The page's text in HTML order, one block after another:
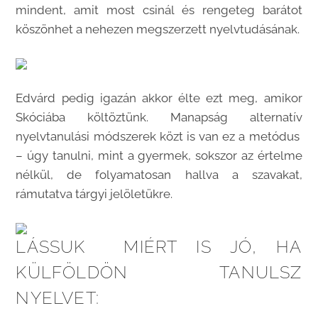
mindent, amit most csinál és rengeteg barátot
köszönhet a nehezen megszerzett nyelvtudásának.
Edvárd pedig igazán akkor élte ezt meg, amikor
Skóciába költöztünk. Manapság alternatív
nyelvtanulási módszerek közt is van ez a metódus
– úgy tanulni, mint a gyermek, sokszor az értelme
nélkül, de folyamatosan hallva a szavakat,
rámutatva tárgyi jelöletükre.
LÁSSUK MIÉRT IS JÓ, HA
KÜLFÖLDÖN TANULSZ
NYELVET: